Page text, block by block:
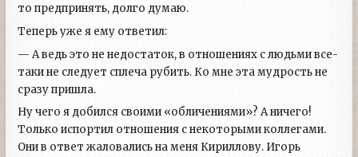
то предпринять, долго думаю.
Теперь уже я ему ответил:
— А ведь это не недостаток, в отношениях с людьми все-
таки не следует сплеча рубить. Ко мне эта мудрость не
сразу пришла.
Ну чего я добился своими «обличениями»? А ничего!
Только испортил отношения с некоторыми коллегами.
Они в ответ жаловались на меня Кириллову. Игорь